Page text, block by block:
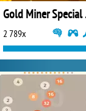
2 789x